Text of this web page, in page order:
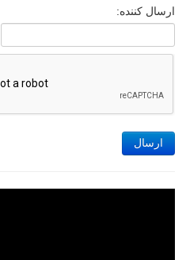
ارسال کننده:
ارسال